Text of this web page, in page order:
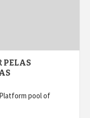
PELAS
pool of